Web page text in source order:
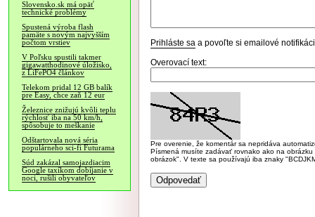
Slovensko.sk má opäť
technické problémy
Spustená výroba flash
pamäte s novým najvyšším
počtom vrstiev
V Poľsku spustili takmer
gigawatthodinové úložisko,
z LiFePO4 článkov
Telekom pridal 12 GB balík
pre Easy, chce zaň 12 eur
Železnice znižujú kvôli teplu
rýchlosť iba na 50 km/h,
spôsobuje to meškanie
Odštartovala nová séria
populárneho sci-fi Futurama
Súd zakázal samojazdiacim
Google taxíkom dobíjanie v
noci, rušili obyvateľov
Prihláste sa a povoľte si emailové
Overovací text:
Pre overenie, že komentár sa nepridáva
Písmená musíte zadávať rovnako ako na
obrázok". V texte sa používajú iba znaky